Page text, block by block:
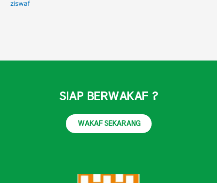
ziswaf
SIAP BERWAKAF ?
WAKAF SEKARANG